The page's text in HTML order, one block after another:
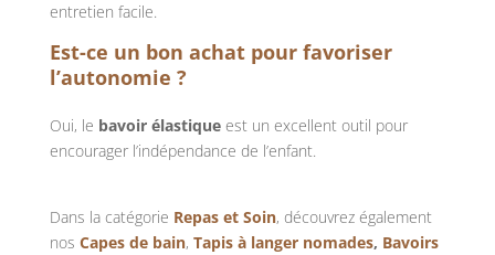
entretien facile.
Est-ce un bon achat pour favoriser
l’autonomie ?
Oui, le bavoir élastique est un excellent outil pour
encourager l’indépendance de l’enfant.
Dans la catégorie Repas et Soin, découvrez également
nos Capes de bain, Tapis à langer nomades, Bavoirs